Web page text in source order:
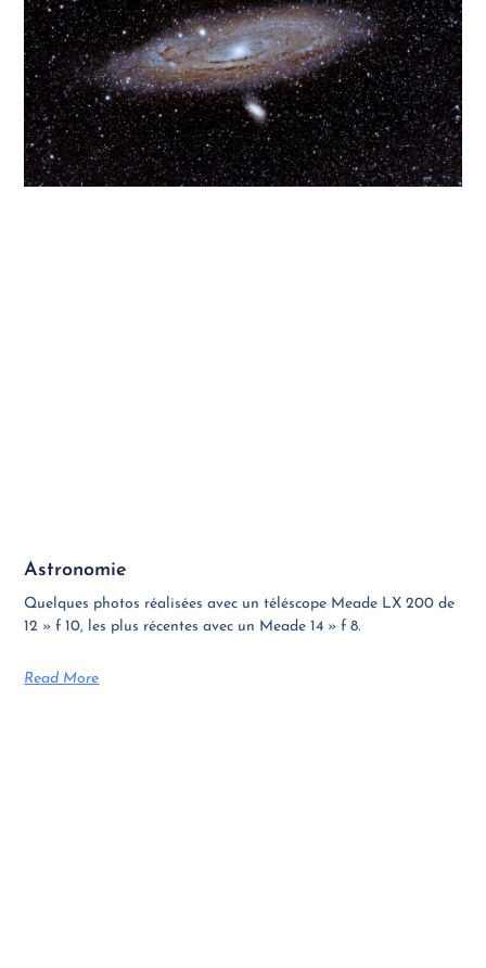
Astronomie
Quelques photos réalisées avec un téléscope Meade LX 200 de
12 » f 10, les plus récentes avec un Meade 14 » f 8.
Read More